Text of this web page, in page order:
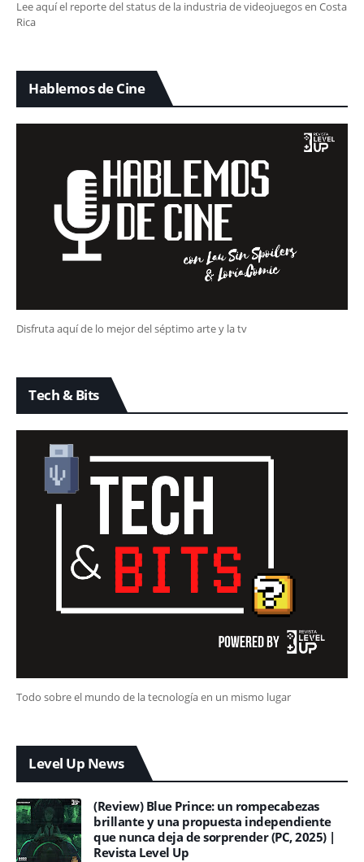
Lee aquí el reporte del status de la industria de videojuegos en Costa
Rica
Hablemos de Cine
Disfruta aquí de lo mejor del séptimo arte y la tv
Tech & Bits
Todo sobre el mundo de la tecnología en un mismo lugar
Level Up News
(Review) Blue Prince: un rompecabezas
brillante y una propuesta independiente
que nunca deja de sorprender (PC, 2025) |
Revista Level Up